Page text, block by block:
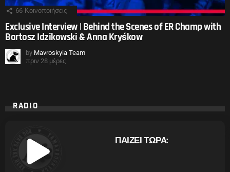
66 Κοινοποιήσεις
Exclusive Interview | Behind the Scenes of ER Champ with
Bartosz Idzikowski & Anna Kryśkow
by Mavroskyla Team
πριν 28 μέρες
RADIO
ΠΑΙΖΕΙ ΤΩΡΑ: